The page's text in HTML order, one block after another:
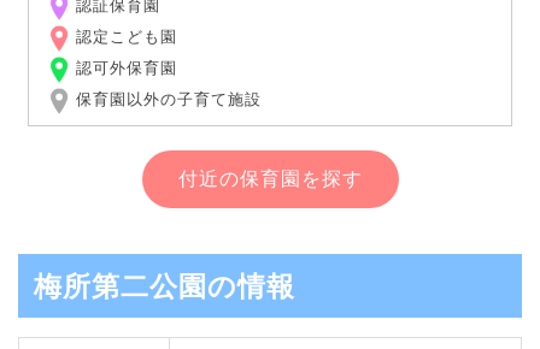
認証保育園
認定こども園
認可外保育園
保育園以外の子育て施設
付近の保育園を探す
梅所第二公園の情報